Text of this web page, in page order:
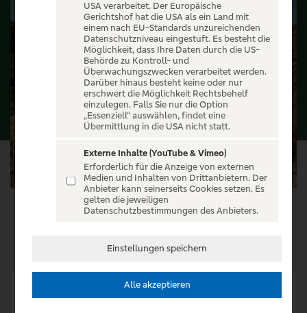
27
USA verarbeitet. Der Europäische
Gerichtshof hat die USA als ein Land mit
einem nach EU-Standards unzureichenden
Datenschutzniveau eingestuft. Es besteht die
Möglichkeit, dass Ihre Daten durch die US-
Behörde zu Kontroll- und
Überwachungszwecken verarbeitet werden.
Darüber hinaus besteht keine oder nur
erschwert die Möglichkeit Rechtsbehelf
einzulegen. Falls Sie nur die Option
„Essenziell“ auswählen, findet eine
Übermittlung in die USA nicht statt.
Externe Inhalte (YouTube & Vimeo)
Erforderlich für die Anzeige von externen
Medien und Inhalten von Drittanbietern. Der
Anbieter kann seinerseits Cookies setzen. Es
gelten die jeweiligen
Datenschutzbestimmungen des Anbieters.
Einstellungen speichern
Alle akzeptieren